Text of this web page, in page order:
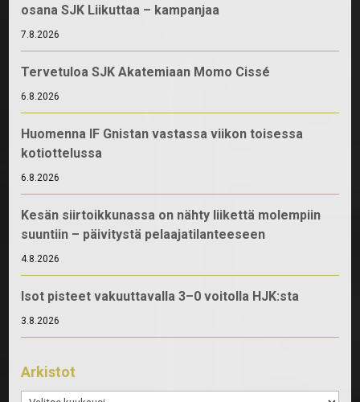
osana SJK Liikuttaa – kampanjaa
7.8.2026
Tervetuloa SJK Akatemiaan Momo Cissé
6.8.2026
Huomenna IF Gnistan vastassa viikon toisessa
kotiottelussa
6.8.2026
Kesän siirtoikkunassa on nähty liikettä molempiin
suuntiin – päivitystä pelaajatilanteeseen
4.8.2026
Isot pisteet vakuuttavalla 3–0 voitolla HJK:sta
3.8.2026
Arkistot